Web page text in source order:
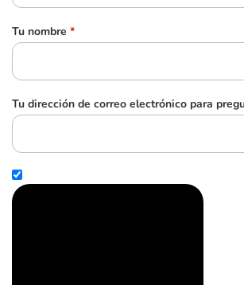
Tu nombre *
Tu dirección de correo electrónico para